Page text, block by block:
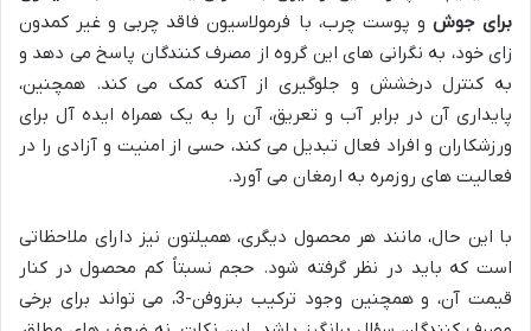
برای جوش و پوست چرب، با فرمولاسیون فاقد چربی و غیر کمدون
زای خود، به نگرانی های این گروه از مصرف کنندگان پاسخ می دهد و
به کنترل درخشش و جلوگیری از آکنه کمک می کند. همچنین،
پایداری آن در برابر آب و تعریق، آن را به یک همراه ایده آل برای
ورزشکاران و افراد فعال تبدیل می کند، حسی از امنیت و آزادی را در
فعالیت های روزمره به ارمغان می آورد.
با این حال، مانند هر محصول دیگری، همیلتون نیز دارای ملاحظاتی
است که باید در نظر گرفته شود. حجم نسبتاً کم محصول در کنار
قیمت آن، و همچنین وجود ترکیب بنزوفن-3، می تواند برای برخی